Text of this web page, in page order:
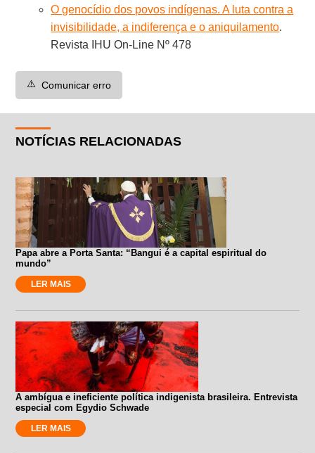
O genocídio dos povos indígenas. A luta contra a
invisibilidade, a indiferença e o aniquilamento.
Revista IHU On-Line Nº 478
⚠️ Comunicar erro
NOTÍCIAS RELACIONADAS
Papa abre a Porta Santa: “Bangui é a capital espiritual do
mundo”
LER MAIS
A ambígua e ineficiente política indigenista brasileira. Entrevista
especial com Egydio Schwade
LER MAIS